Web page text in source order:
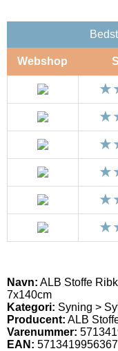
Webshop
Navn: ALB Stoffe
7x140cm
Kategori: Syning >
Producent: ALB
Varenummer:
EAN: 5713419956367